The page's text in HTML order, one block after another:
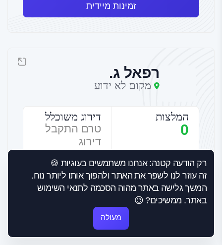
זמינות מיידית
רפאל ג.
מקום לא ידוע
המלצות
0
דירוג משוכלל
טרם התקבל
דירוג
תחומי התמחות
שמאי רכוש
זמינות מיידית
רק הודעה קטנה: אנחנו משתמשים בעוגיות 🍪
זה עוזר לנו לשפר את האתר ולהפוך אותו ליותר נוח.
המשך גלישה באתר מהוה הסכמה לתנאי השימוש
באתר. ממשיכים? 😉
מעולה